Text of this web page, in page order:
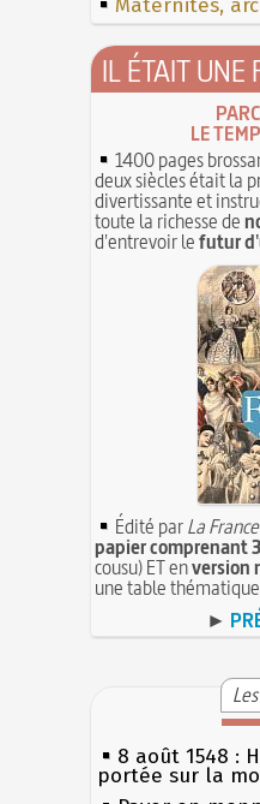
Maternités,
IL ÉTAIT UNE
LE
1400 pages
deux siècles était la
divertissante et
toute la richesse de
d'entrevoir lefutur
Édité parLa
papier comprenant
cousu) ET enversion
une table
►
8 août 1548 :
portée sur la